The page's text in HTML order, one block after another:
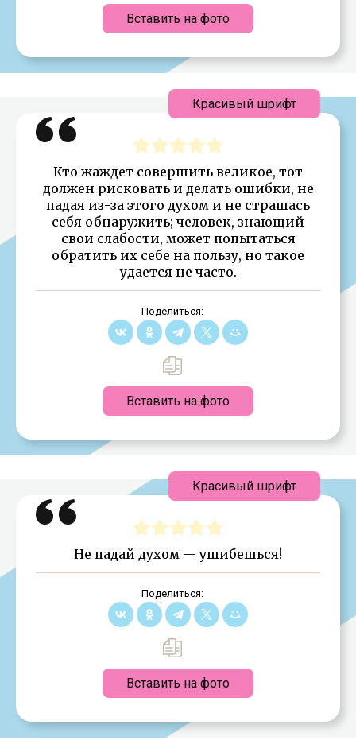
Вставить на фото
Кто жаждет совершить великое, тот
должен рисковать и делать ошибки, не
падая из-за этого духом и не страшась
себя обнаружить; человек, знающий
свои слабости, может попытаться
обратить их себе на пользу, но такое
удается не часто.
Поделиться:
Вставить на фото
Красивый шрифт
Не падай духом — ушибешься!
Поделиться:
Вставить на фото
Красивый шрифт